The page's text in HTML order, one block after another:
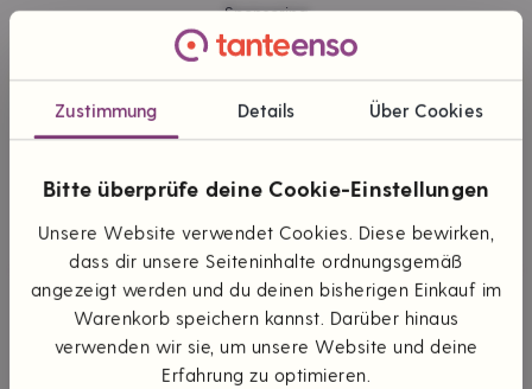
Zustimmung Details Über Cookies
Bitte überprüfe deine Cookie-Einstellungen
Unsere Website verwendet Cookies. Diese bewirken,
dass dir unsere Seiteninhalte ordnungsgemäß
angezeigt werden und du deinen bisherigen Einkauf im
Warenkorb speichern kannst. Darüber hinaus
verwenden wir sie, um unsere Website und deine
Erfahrung zu optimieren.
Sponsoring
Kommissionskauf
ONLINE EINKAUFEN
Zahlungsarten
Themen & Marken
UNTERNEHMEN
Die Idee
Unsere Werte